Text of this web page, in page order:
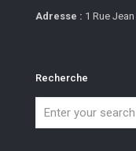
Adresse : 1 Rue
Recherche